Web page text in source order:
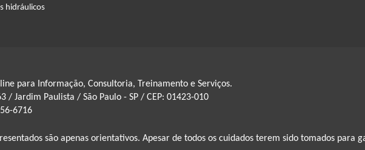
hidráulicos
para Informação, Consultoria, Treinamento e Serviços.
/ Jardim Paulista / São Paulo - SP / CEP: 01423-010
6716
são apenas orientativos. Apesar de todos os cuidados terem sido tomados para